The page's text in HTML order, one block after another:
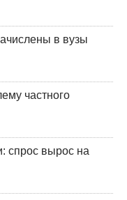
в вузы
частного
спрос вырос на